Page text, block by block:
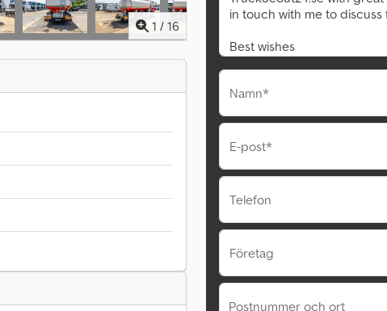
1 / 16
Namn*
E-post*
Telefon
Företag
Postnummer och ort